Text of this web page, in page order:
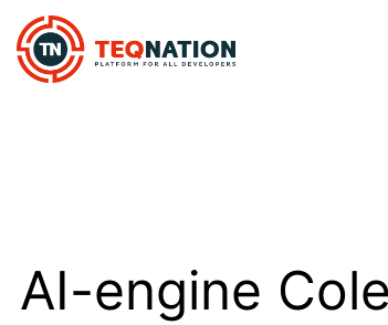
AI-engine